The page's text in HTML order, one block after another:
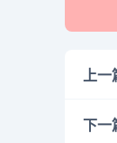
上一
下一